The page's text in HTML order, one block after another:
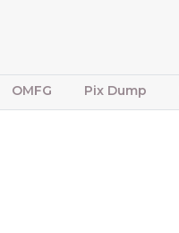
OMFG Pix Dump